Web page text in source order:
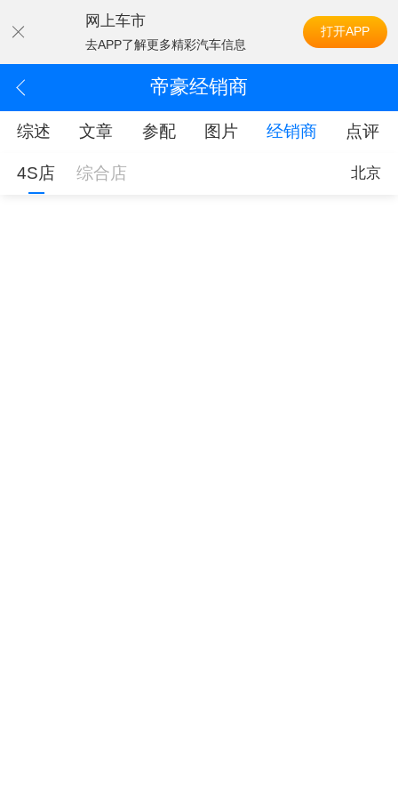
网上车市
去APP了解更多精彩汽车信息
打开APP
帝豪经销商
综述 文章 参配 图片 经销商 点评
4S店 综合店 北京